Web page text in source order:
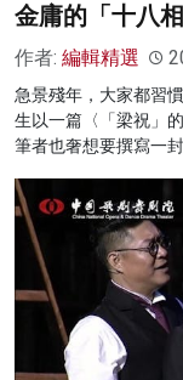
金庸的「十八相
作者: 編輯精選
急景殘年，大家都習
生以一篇〈「梁祝」
筆者也奢想要撰寫一